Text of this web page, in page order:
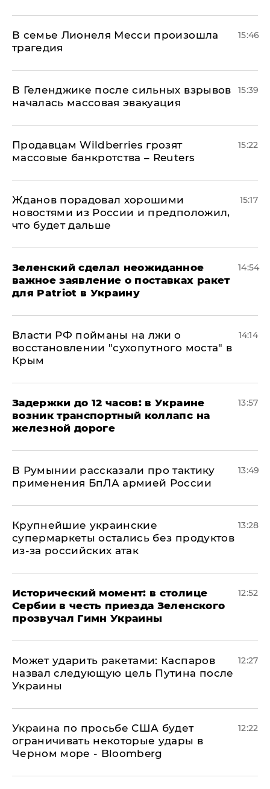
В семье Лионеля Месси произошла
трагедия
15:46
В Геленджике после сильных взрывов
началась массовая эвакуация
15:39
Продавцам Wildberries грозят
массовые банкротства – Reuters
15:22
Жданов порадовал хорошими
новостями из России и предположил,
что будет дальше
15:17
Зеленский сделал неожиданное
важное заявление о поставках ракет
для Patriot в Украину
14:54
Власти РФ пойманы на лжи о
восстановлении "сухопутного моста" в
Крым
14:14
Задержки до 12 часов: в Украине
возник транспортный коллапс на
железной дороге
13:57
В Румынии рассказали про тактику
применения БпЛА армией России
13:49
Крупнейшие украинские
супермаркеты остались без продуктов
из-за российских атак
13:28
Исторический момент: в столице
Сербии в честь приезда Зеленского
прозвучал Гимн Украины
12:52
Может ударить ракетами: Каспаров
назвал следующую цель Путина после
Украины
12:27
Украина по просьбе США будет
ограничивать некоторые удары в
Черном море - Bloomberg
12:22